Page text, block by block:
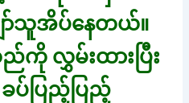
ာ်သူအိပ်နေတယ်။
လွှမ်းထားပြီး
ပ်ပြည့်ပြည့်